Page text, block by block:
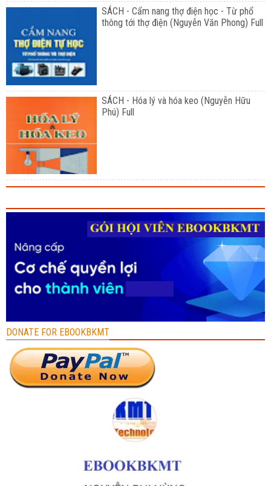
SÁCH - Cẩm nang thợ điện học - Từ phổ
thông tới thợ điện (Nguyễn Văn Phong) Full
SÁCH - Hóa lý và hóa keo (Nguyễn Hữu
Phú) Full
DONATE FOR EBOOKBKMT